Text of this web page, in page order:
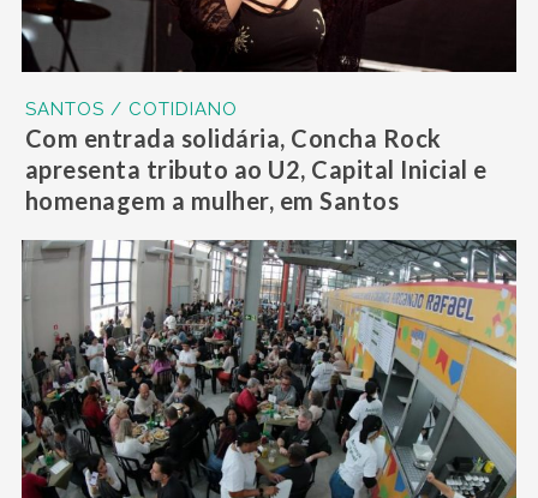
SANTOS / COTIDIANO
Com entrada solidária, Concha Rock
apresenta tributo ao U2, Capital Inicial e
homenagem a mulher, em Santos